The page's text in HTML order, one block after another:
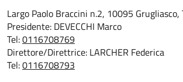
Largo Paolo Braccini n.2, 10095 Grugliasco,
Presidente: DEVECCHI Marco
Tel:0116708769
Direttore/Direttrice: LARCHER Federica
Tel:0116708793